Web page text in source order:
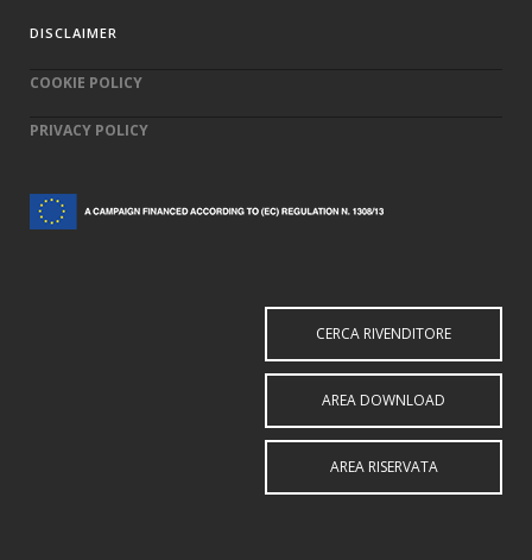
DISCLAIMER
COOKIE POLICY
PRIVACY POLICY
CERCA RIVENDITORE
AREA DOWNLOAD
AREA RISERVATA